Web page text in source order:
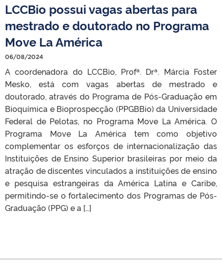
LCCBio possui vagas abertas para
mestrado e doutorado no Programa
Move La América
06/08/2024
A coordenadora do LCCBio, Profª. Drª. Márcia Foster
Mesko, está com vagas abertas de mestrado e
doutorado, através do Programa de Pós-Graduação em
Bioquímica e Bioprospecção (PPGBBio) da Universidade
Federal de Pelotas, no Programa Move La América. O
Programa Move La América tem como objetivo
complementar os esforços de internacionalização das
Instituições de Ensino Superior brasileiras por meio da
atração de discentes vinculados a instituições de ensino
e pesquisa estrangeiras da América Latina e Caribe,
permitindo-se o fortalecimento dos Programas de Pós-
Graduação (PPG) e a […]